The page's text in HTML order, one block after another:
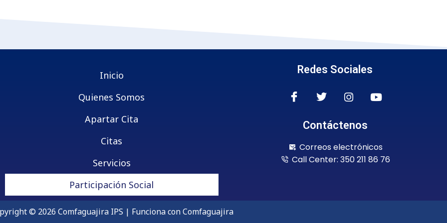
Inicio
Quienes Somos
Apartar Cita
Citas
Servicios
Participación Social
Redes Sociales
Contáctenos
Correos electrónicos
Call Center: 350 211 86 76
© 2026 Comfaguajira IPS | Funciona con Comfaguajira